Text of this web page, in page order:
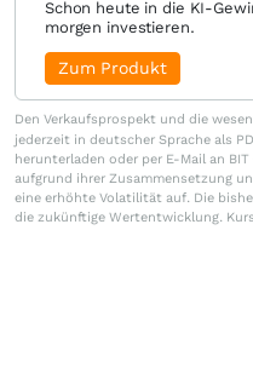
Schon heute in die KI-
morgen investieren.
Zum Produkt
Den Verkaufsprospekt und die
jederzeit in deutscher Sprache als
herunterladen oder per E-Mail an
aufgrund ihrer Zusammensetzung
eine erhöhte Volatilität auf. Die
die zukünftige Wertentwicklung.